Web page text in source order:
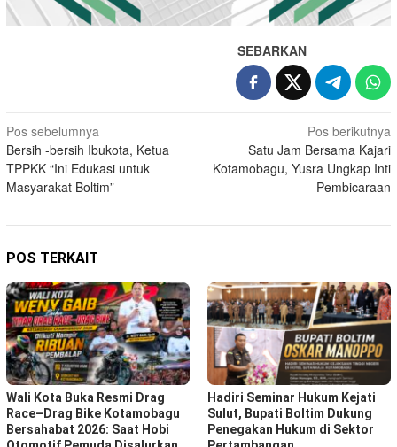
SEBARKAN
Navigasi
pos
Pos sebelumnya
Bersih -bersih Ibukota, Ketua
TPPKK “Ini Edukasi untuk
Masyarakat Boltim”
Pos berikutnya
Satu Jam Bersama Kajari
Kotamobagu, Yusra Ungkap Inti
Pembicaraan
POS TERKAIT
Wali Kota Buka Resmi Drag
Race–Drag Bike Kotamobagu
Bersahabat 2026: Saat Hobi
Hadiri Seminar Hukum Kejati
Sulut, Bupati Boltim Dukung
Penegakan Hukum di Sektor